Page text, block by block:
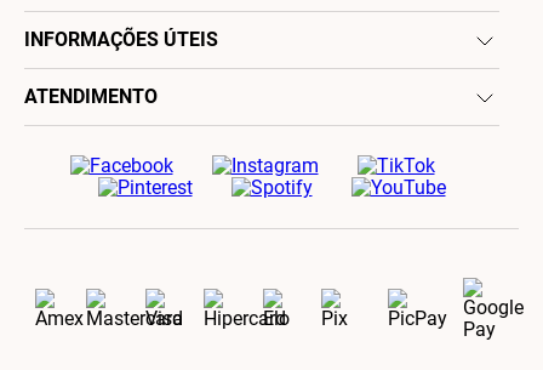
INFORMAÇÕES ÚTEIS
ATENDIMENTO